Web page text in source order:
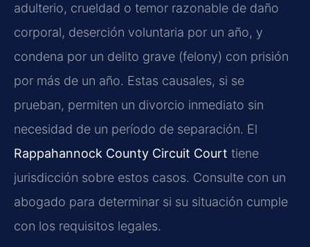
adulterio, crueldad o temor razonable de daño
corporal, deserción voluntaria por un año, y
condena por un delito grave (felony) con prisión
por más de un año. Estas causales, si se
prueban, permiten un divorcio inmediato sin
necesidad de un período de separación. El
Rappahannock County Circuit Court tiene
jurisdicción sobre estos casos. Consulte con un
abogado para determinar si su situación cumple
con los requisitos legales.